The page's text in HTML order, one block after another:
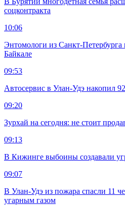
соцконтракта
10:06
Энтомологи из Санкт-Петербурга
Байкале
09:53
Автосервис в Улан-Удэ накопил
09:20
Зурхай на сегодня: не стоит
09:13
В Кижинге выбоины создавали
09:07
В Улан-Удэ из пожара спасли 11
угарным газом